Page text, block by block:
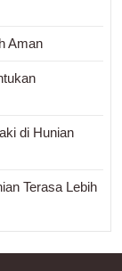
Aman
di Hunian
Terasa Lebih